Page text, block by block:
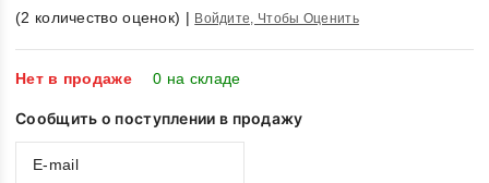
of 5
(2 количество оценок) | Войдите, Чтобы Оценить
Нет в продаже 0 на складе
Сообщить о поступлении в продажу